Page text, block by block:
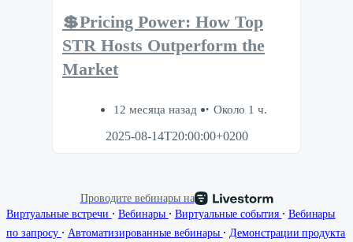
💲Pricing Power: How Top
STR Hosts Outperform the
Market
12 месяца назад
Около 1 ч.
2025-08-14T20:00:00+0200
Проводите вебинары на
Виртуальные встречи ∙ Вебинары ∙ Виртуальные события ∙ Вебинары
по запросу ∙ Автоматизированные вебинары ∙ Демонстрации продукта